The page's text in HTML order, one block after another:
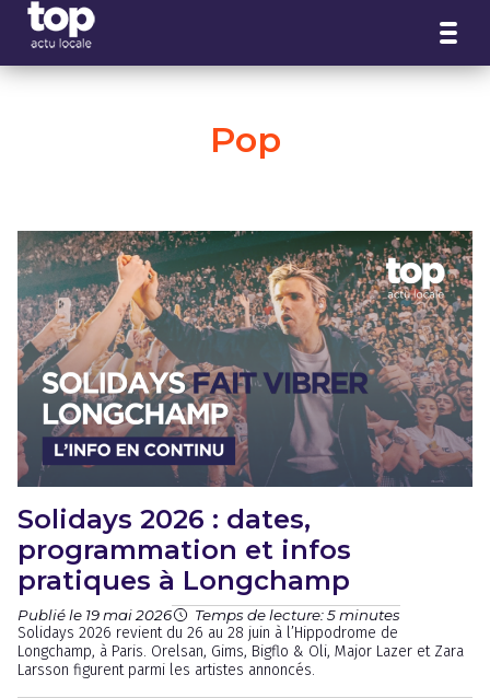
Pop
Solidays 2026 : dates,
programmation et infos
pratiques à Longchamp
Publié le 19 mai 2026 Temps de lecture: 5 minutes
Solidays 2026 revient du 26 au 28 juin à l’Hippodrome de
Longchamp, à Paris. Orelsan, Gims, Bigflo & Oli, Major Lazer et Zara
Larsson figurent parmi les artistes annoncés.
Panneau de gestion des cookies